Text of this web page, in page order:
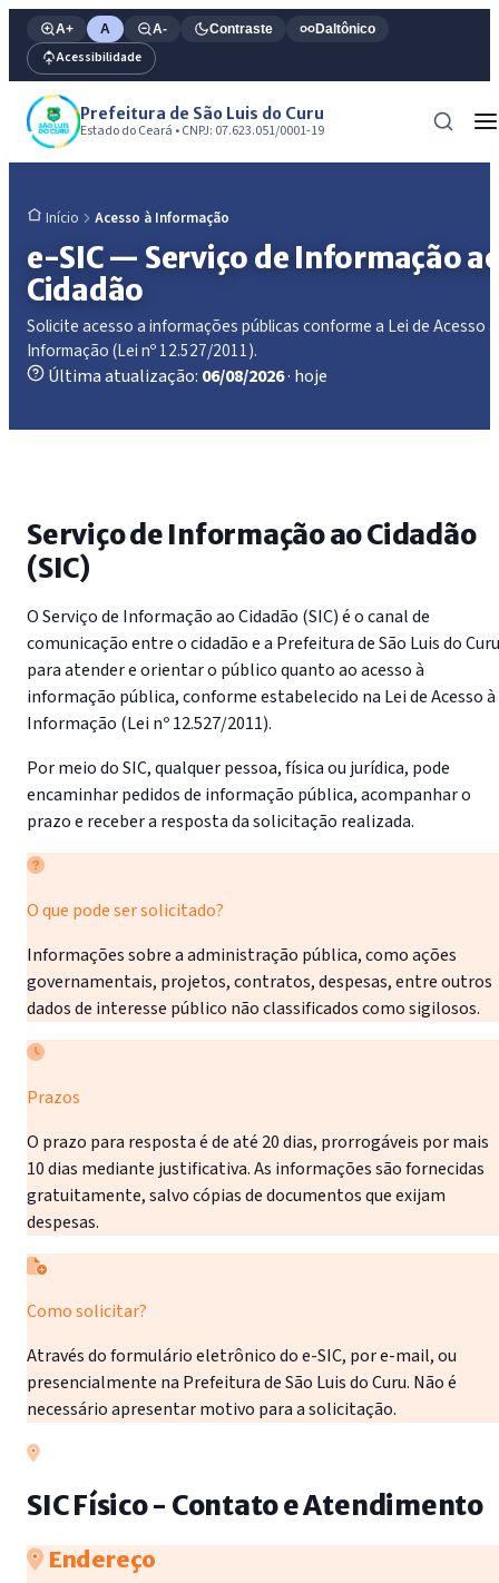
A+ A A- Contraste Daltônico
Acessibilidade
Prefeitura de São Luis do Curu
Estado do Ceará • CNPJ: 07.623.051/0001-19
Início Acesso à Informação
e-SIC — Serviço de Informação
Cidadão
Solicite acesso a informações públicas conforme a Lei de Acesso à
Informação (Lei nº 12.527/2011).
Última atualização: 06/08/2026· hoje
Serviço de Informação ao Cidadão
(SIC)
O Serviço de Informação ao Cidadão (SIC) é o canal de
comunicação entre o cidadão e a Prefeitura de São Luis do Curu
para atender e orientar o público quanto ao acesso à
informação pública, conforme estabelecido na Lei de Acesso à
Informação (Lei nº 12.527/2011).
Por meio do SIC, qualquer pessoa, física ou jurídica, pode
encaminhar pedidos de informação pública, acompanhar o
prazo e receber a resposta da solicitação realizada.
O que pode ser solicitado?
Informações sobre a administração pública, como ações
governamentais, projetos, contratos, despesas, entre outros
dados de interesse público não classificados como sigilosos.
Prazos
O prazo para resposta é de até 20 dias, prorrogáveis por mais
10 dias mediante justificativa. As informações são fornecidas
gratuitamente, salvo cópias de documentos que exijam
despesas.
Como solicitar?
Através do formulário eletrônico do e-SIC, por e-mail, ou
presencialmente na Prefeitura de São Luis do Curu. Não é
necessário apresentar motivo para a solicitação.
SIC Físico - Contato e Atendimento
Endereço